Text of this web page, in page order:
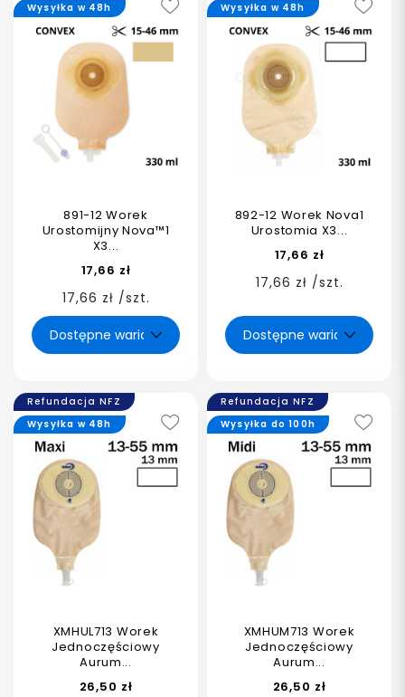
891-12 Worek
Urostomijny Nova™1
X3...
17,66 zł
17,66 zł /szt.
Wysyłka w 48h
892-12 Worek Nova1
Urostomia X3...
17,66 zł
17,66 zł /szt.
Wysyłka w 48h
Refundacja NFZ
XMHUL713 Worek
Jednoczęściowy
Aurum...
26,50 zł
Wysyłka w 48h
Refundacja NFZ
XMHUM713 Worek
Jednoczęściowy
Aurum...
26,50 zł
Wysyłka do 100h